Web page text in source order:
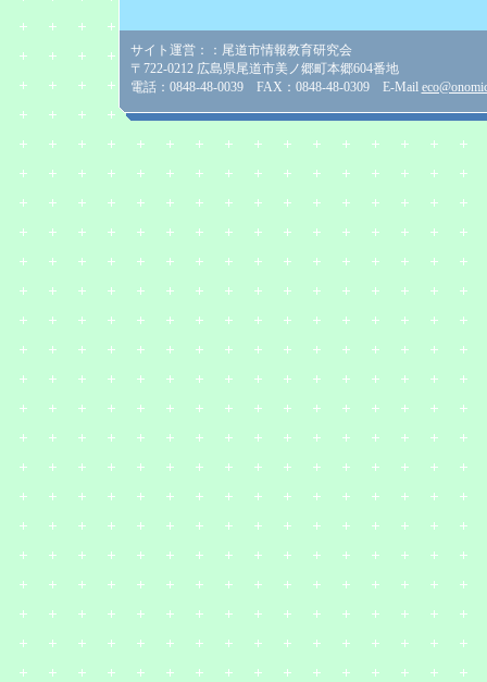
サイト運営：：尾道市情報教育研究会
〒722-0212 広島県尾道市美ノ郷町本郷604番地
電話：0848-48-0039 FAX：0848-48-0309 E-Mail